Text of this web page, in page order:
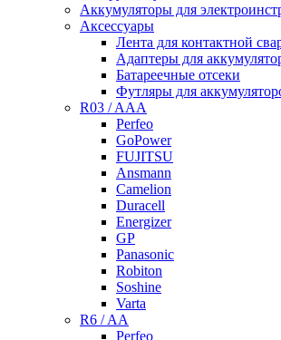
Аккумуляторы для
Аксессуары
Лента для контактной
Адаптеры для
Батареечные отсеки
Футляры для
R03 / AAA
Perfeo
GoPower
FUJITSU
Ansmann
Camelion
Duracell
Energizer
GP
Panasonic
Robiton
Soshine
Varta
R6 / AA
Perfeo